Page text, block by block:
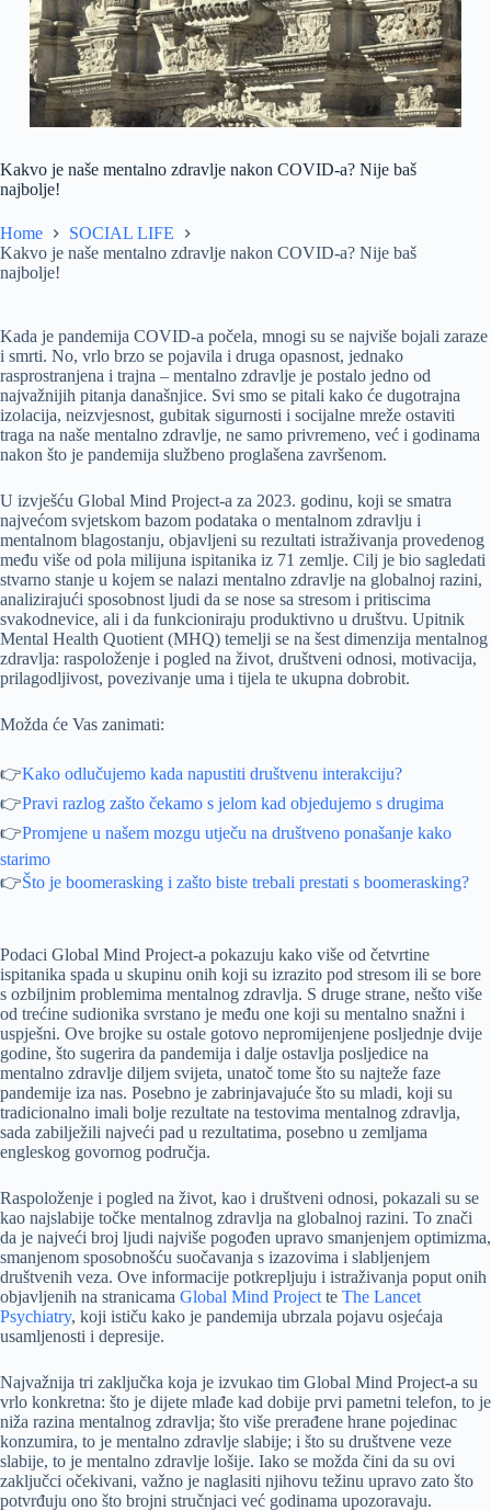
Kakvo je naše mentalno zdravlje nakon COVID-a? Nije baš
najbolje!
Home
SOCIAL LIFE
Kakvo je naše mentalno zdravlje nakon COVID-a? Nije baš
najbolje!
Kada je pandemija COVID-a počela, mnogi su se najviše bojali zaraze
i smrti. No, vrlo brzo se pojavila i druga opasnost, jednako
rasprostranjena i trajna – mentalno zdravlje je postalo jedno od
najvažnijih pitanja današnjice. Svi smo se pitali kako će dugotrajna
izolacija, neizvjesnost, gubitak sigurnosti i socijalne mreže ostaviti
traga na naše mentalno zdravlje, ne samo privremeno, već i godinama
nakon što je pandemija službeno proglašena završenom.
U izvješću Global Mind Project-a za 2023. godinu, koji se smatra
najvećom svjetskom bazom podataka o mentalnom zdravlju i
mentalnom blagostanju, objavljeni su rezultati istraživanja provedenog
među više od pola milijuna ispitanika iz 71 zemlje. Cilj je bio sagledati
stvarno stanje u kojem se nalazi mentalno zdravlje na globalnoj razini,
analizirajući sposobnost ljudi da se nose sa stresom i pritiscima
svakodnevice, ali i da funkcioniraju produktivno u društvu. Upitnik
Mental Health Quotient (MHQ) temelji se na šest dimenzija mentalnog
zdravlja: raspoloženje i pogled na život, društveni odnosi, motivacija,
prilagodljivost, povezivanje uma i tijela te ukupna dobrobit.
Možda će Vas zanimati:
👉Kako odlučujemo kada napustiti društvenu interakciju?
👉Pravi razlog zašto čekamo s jelom kad objedujemo s drugima
👉Promjene u našem mozgu utječu na društveno ponašanje kako
starimo
👉Što je boomerasking i zašto biste trebali prestati s boomerasking?
Podaci Global Mind Project-a pokazuju kako više od četvrtine
ispitanika spada u skupinu onih koji su izrazito pod stresom ili se bore
s ozbiljnim problemima mentalnog zdravlja. S druge strane, nešto više
od trećine sudionika svrstano je među one koji su mentalno snažni i
uspješni. Ove brojke su ostale gotovo nepromijenjene posljednje dvije
godine, što sugerira da pandemija i dalje ostavlja posljedice na
mentalno zdravlje diljem svijeta, unatoč tome što su najteže faze
pandemije iza nas. Posebno je zabrinjavajuće što su mladi, koji su
tradicionalno imali bolje rezultate na testovima mentalnog zdravlja,
sada zabilježili najveći pad u rezultatima, posebno u zemljama
engleskog govornog područja.
Raspoloženje i pogled na život, kao i društveni odnosi, pokazali su se
kao najslabije točke mentalnog zdravlja na globalnoj razini. To znači
da je najveći broj ljudi najviše pogođen upravo smanjenjem optimizma,
smanjenom sposobnošću suočavanja s izazovima i slabljenjem
društvenih veza. Ove informacije potkrepljuju i istraživanja poput onih
objavljenih na stranicama Global Mind Project te The Lancet
Psychiatry, koji ističu kako je pandemija ubrzala pojavu osjećaja
usamljenosti i depresije.
Najvažnija tri zaključka koja je izvukao tim Global Mind Project-a su
vrlo konkretna: što je dijete mlađe kad dobije prvi pametni telefon, to je
niža razina mentalnog zdravlja; što više prerađene hrane pojedinac
konzumira, to je mentalno zdravlje slabije; i što su društvene veze
slabije, to je mentalno zdravlje lošije. Iako se možda čini da su ovi
zaključci očekivani, važno je naglasiti njihovu težinu upravo zato što
potvrđuju ono što brojni stručnjaci već godinama upozoravaju.